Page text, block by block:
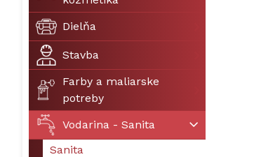
Dielňa
Stavba
Farby a maliarske
potreby
Vodarina - Sanita
Sanita